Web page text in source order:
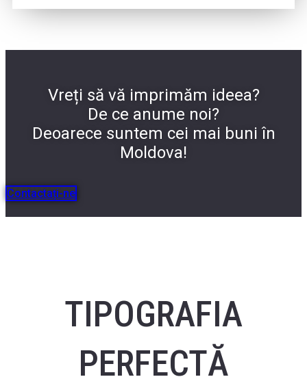
Vreți să vă imprimăm ideea?
De ce anume noi?
Deoarece suntem cei mai buni în
Moldova!
Contactați-ne
TIPOGRAFIA
PERFECTĂ